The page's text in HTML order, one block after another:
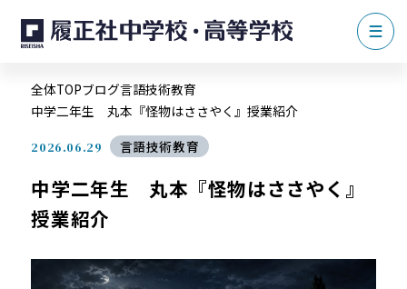
全体TOPブログ言語技術教育
中学二年生 丸本『怪物はささやく』授業紹介
2026.06.29 言語技術教育
中学二年生 丸本『怪物はささやく』
授業紹介